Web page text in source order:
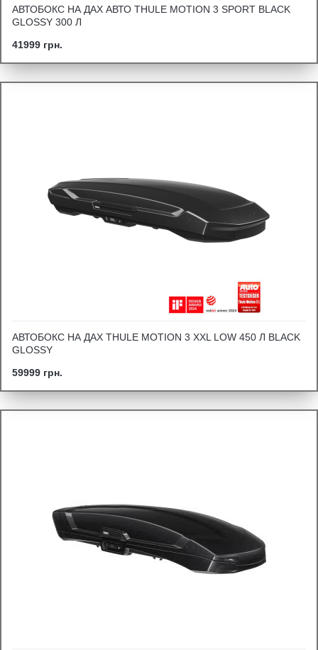
АВТОБОКС НА ДАХ АВТО THULE MOTION 3 SPORT BLACK
GLOSSY 300 Л
41999 грн.
АВТОБОКС НА ДАХ THULE MOTION 3 XXL LOW 450 Л BLACK
GLOSSY
59999 грн.